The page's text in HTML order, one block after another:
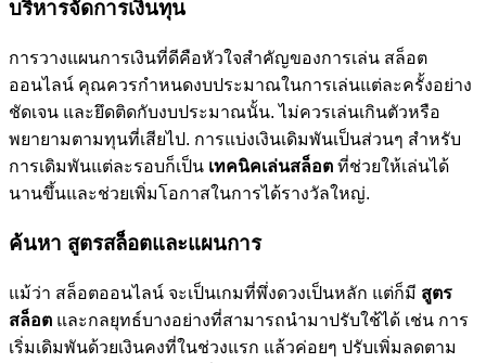
บริหารจัดการเงินทุน
การวางแผนการเงินที่ดีคือหัวใจสำคัญของการเล่น สล็อต
ออนไลน์ คุณควรกำหนดงบประมาณในการเล่นแต่ละครั้งอย่าง
ชัดเจน และยึดติดกับงบประมาณนั้น. ไม่ควรเล่นเกินตัวหรือ
พยายามตามทุนที่เสียไป. การแบ่งเงินเดิมพันเป็นส่วนๆ สำหรับ
การเดิมพันแต่ละรอบก็เป็น เทคนิคเล่นสล็อต ที่ช่วยให้เล่นได้
นานขึ้นและช่วยเพิ่มโอกาสในการได้รางวัลใหญ่.
ค้นหา สูตรสล็อตและแผนการ
แม้ว่า สล็อตออนไลน์ จะเป็นเกมที่พึ่งดวงเป็นหลัก แต่ก็มี สูตร
สล็อต และกลยุทธ์บางอย่างที่สามารถนำมาปรับใช้ได้ เช่น การ
เริ่มเดิมพันด้วยเงินคงที่ในช่วงแรก แล้วค่อยๆ ปรับเพิ่มลดตาม